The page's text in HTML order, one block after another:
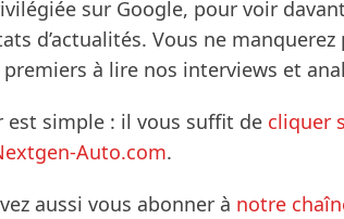
sur Google, pour voir
d’actualités. Vous ne
à lire nos interviews et
est simple : il vous suffit de cliquer
Auto.com.
aussi vous abonner à notre